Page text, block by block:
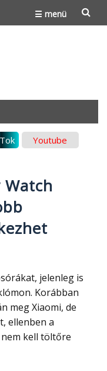
☰ menü
Youtube
Watch
jelenleg is
Korábban
meg Xiaomi, de
ellenben a
kell töltőre